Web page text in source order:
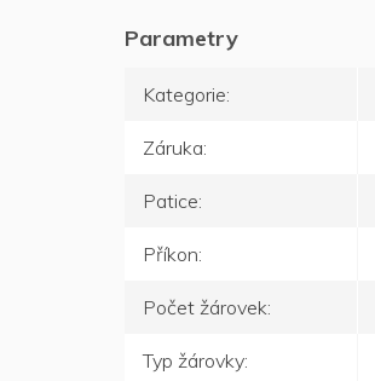
Kategorie:
Záruka:
Patice:
Příkon:
Počet žárovek:
Typ žárovky: